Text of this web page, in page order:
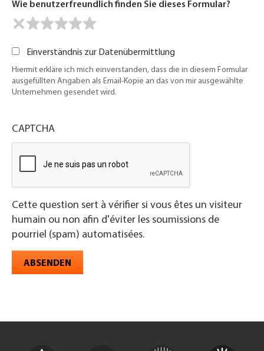
Wie benutzerfreundlich finden Sie dieses Formular?
Einverständnis zur Datenübermittlung
Hiermit erkläre ich mich einverstanden, dass die in diesem Formular
ausgefüllten Angaben als Email-Kopie an das von mir ausgewählte
Unternehmen gesendet wird.
CAPTCHA
Cette question sert à vérifier si vous êtes un visiteur
humain ou non afin d'éviter les soumissions de
pourriel (spam) automatisées.
ABSENDEN